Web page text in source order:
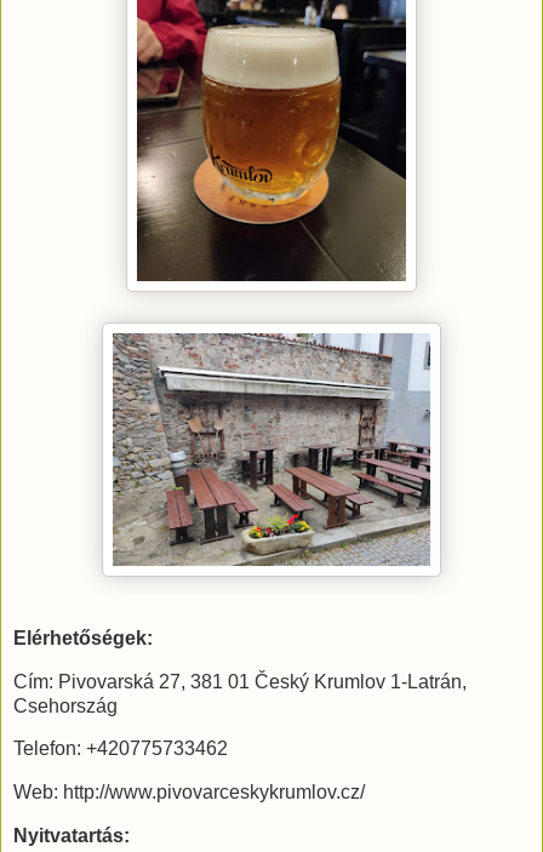
Elérhetőségek:
Cím: Pivovarská 27, 381 01 Český Krumlov 1-Latrán,
Csehország
Telefon: +420775733462
Web: http://www.pivovarceskykrumlov.cz/
Nyitvatartás: